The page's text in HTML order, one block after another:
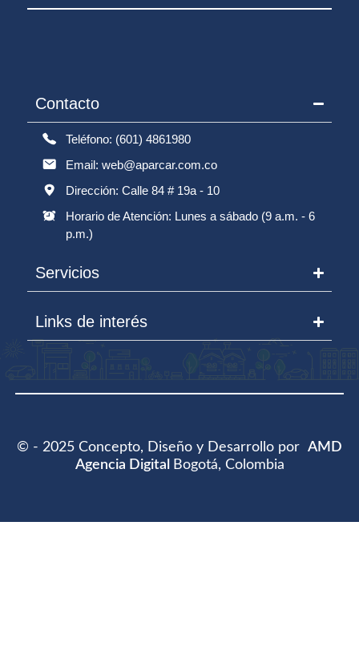
Contacto
Teléfono: (601) 4861980
Email: web@aparcar.com.co
Dirección: Calle 84 # 19a - 10
Horario de Atención: Lunes a sábado (9 a.m. - 6
p.m.)
Servicios
Links de interés
© - 2025 Concepto, Diseño y Desarrollo por AMD
Agencia Digital
Bogotá, Colombia